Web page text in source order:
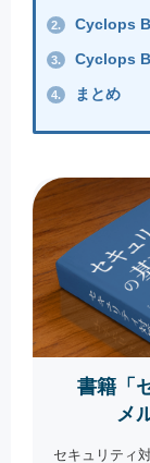
2. Cyclops
3. Cyclops
4. まとめ
書籍「
メ
セキュリティ